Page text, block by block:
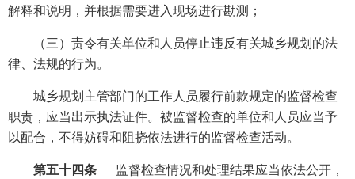
解释和说明，并根据需要进入现场进行勘测；
（三）责令有关单位和人员停止违反有关城乡规划的法
律、法规的行为。
城乡规划主管部门的工作人员履行前款规定的监督检查
职责，应当出示执法证件。被监督检查的单位和人员应当予
以配合，不得妨碍和阻挠依法进行的监督检查活动。
第五十四条
监督检查情况和处理结果应当依法公开，